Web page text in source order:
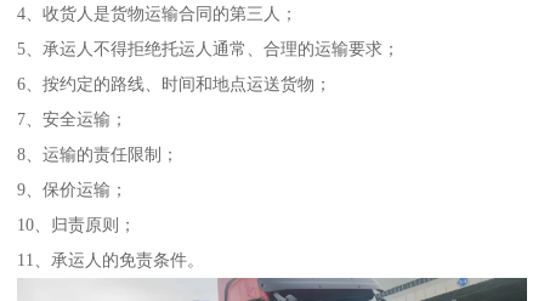
4、收货人是货物运输合同的第三人；
5、承运人不得拒绝托运人通常、合理的运输要求；
6、按约定的路线、时间和地点运送货物；
7、安全运输；
8、运输的责任限制；
9、保价运输；
10、归责原则；
11、承运人的免责条件。